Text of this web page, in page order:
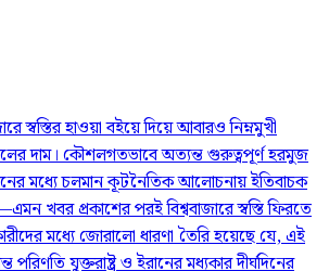
স্বস্তির হাওয়া বইয়ে দিয়ে আবারও নিম্নমুখী
দাম। কৌশলগতভাবে অত্যন্ত গুরুত্বপূর্ণ হরমুজ
মধ্যে চলমান কূটনৈতিক আলোচনায় ইতিবাচক
খবর প্রকাশের পরই বিশ্ববাজারে স্বস্তি ফিরতে
মধ্যে জোরালো ধারণা তৈরি হয়েছে যে, এই
যুক্তরাষ্ট্র ও ইরানের মধ্যকার দীর্ঘদিনের